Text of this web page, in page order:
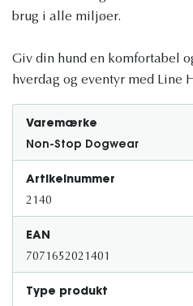
brug i alle miljøer.
Giv din hund en komfortabel
hverdag og eventyr med Line
Varemærke
Non-Stop Dogwear
Artikelnummer
2140
EAN
7071652021401
Type produkt